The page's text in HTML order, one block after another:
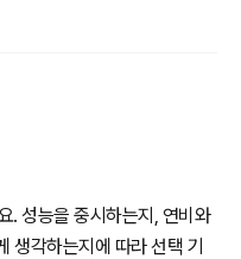
. 성능을 중시하는지, 연비와
생각하는지에 따라 선택 기